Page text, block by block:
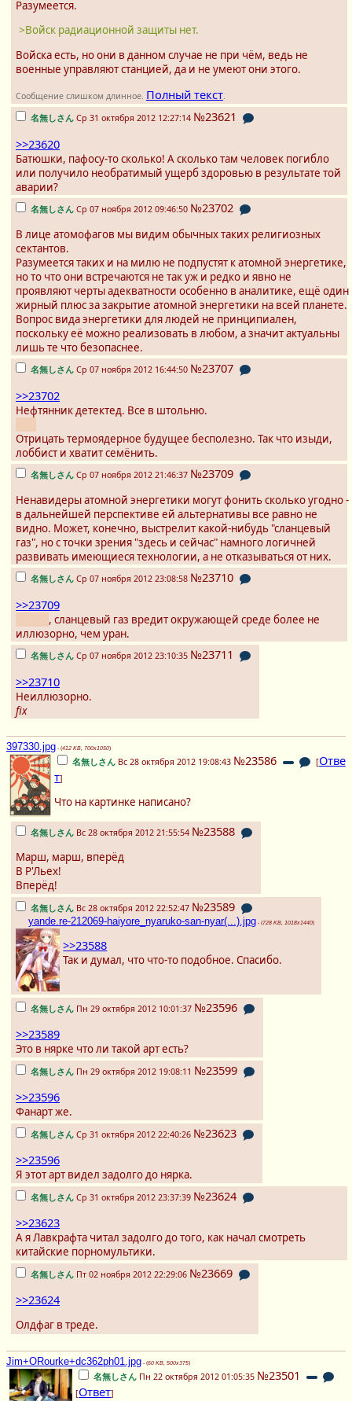
Разумеется.
>Войск радиационной защиты нет.
Войска есть, но они в данном случае не при чём, ведь не
военные управляют станцией, да и не умеют они этого.
Сообщение слишком длинное. Полный текст.
名無しさん Ср 31 октября 2012 12:27:14 №23621
>>23620
Батюшки, пафосу-то сколько! А сколько там человек погибло
или получило необратимый ущерб здоровью в результате той
аварии?
名無しさん Ср 07 ноября 2012 09:46:50 №23702
В лице атомофагов мы видим обычных таких религиозных
сектантов.
Разумеется таких и на милю не подпустят к атомной энергетике,
но то что они встречаются не так уж и редко и явно не
проявляют черты адекватности особенно в аналитике, ещё один
жирный плюс за закрытие атомной энергетики на всей планете.
Вопрос вида энергетики для людей не принципиален,
поскольку её можно реализовать в любом, а значит актуальны
лишь те что безопаснее.
名無しさん Ср 07 ноября 2012 16:44:50 №23707
>>23702
Нефтянник детектед. Все в штольню.
Отрицать термоядерное будущее бесполезно. Так что изыди,
лоббист и хватит семёнить.
名無しさん Ср 07 ноября 2012 21:46:37 №23709
Ненавидеры атомной энергетики могут фонить сколько угодно -
в дальнейшей перспективе ей альтернативы все равно не
видно. Может, конечно, выстрелит какой-нибудь "сланцевый
газ", но с точки зрения "здесь и сейчас" намного логичней
развивать имеющиеся технологии, а не отказываться от них.
名無しさん Ср 07 ноября 2012 23:08:58 №23710
>>23709
, сланцевый газ вредит окружающей среде более не
иллюзорно, чем уран.
名無しさん Ср 07 ноября 2012 23:10:35 №23711
>>23710
Неиллюзорно.
fix
397330.jpg - (412 KB, 700x1050)
名無しさん Вс 28 октября 2012 19:08:43 №23586 [Отве
т]
Что на картинке написано?
名無しさん Вс 28 октября 2012 21:55:54 №23588
Марш, марш, вперёд
В Р'Льех!
Вперёд!
名無しさん Вс 28 октября 2012 22:52:47 №23589
yande.re-212069-haiyore_nyaruko-san-nyar(...).jpg - (728 KB, 1018x1440)
>>23588
Так и думал, что что-то подобное. Спасибо.
名無しさん Пн 29 октября 2012 10:01:37 №23596
>>23589
Это в нярке что ли такой арт есть?
名無しさん Пн 29 октября 2012 19:08:11 №23599
>>23596
Фанарт же.
名無しさん Ср 31 октября 2012 22:40:26 №23623
>>23596
Я этот арт видел задолго до нярка.
名無しさん Ср 31 октября 2012 23:37:39 №23624
>>23623
А я Лавкрафта читал задолго до того, как начал смотреть
китайские порномультики.
名無しさん Пт 02 ноября 2012 22:29:06 №23669
>>23624
Олдфаг в треде.
Jim+ORourke+dc362ph01.jpg - (60 KB, 500x375)
名無しさん Пн 22 октября 2012 01:05:35 №23501
[Ответ]